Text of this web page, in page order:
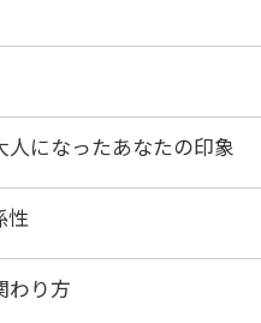
になったあなたの印象
性
わり方